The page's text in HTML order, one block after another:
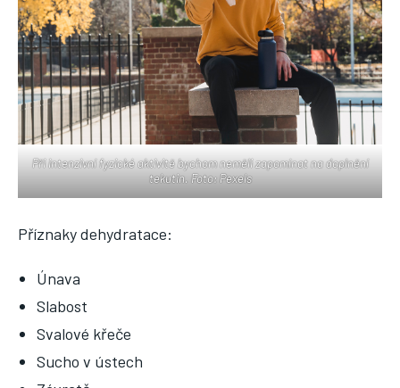
Při intenzivní fyzické aktivitě bychom neměli zapomínat na doplnění
tekutin. Foto: Pexels
Příznaky dehydratace:
Únava
Slabost
Svalové křeče
Sucho v ústech